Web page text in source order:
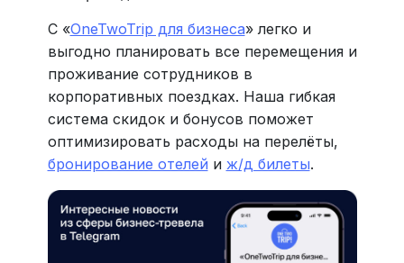
С «OneTwoTrip для бизнеса» легко и
выгодно планировать все перемещения и
проживание сотрудников в
корпоративных поездках. Наша гибкая
система скидок и бонусов поможет
оптимизировать расходы на перелёты,
бронирование отелей и ж/д билеты.